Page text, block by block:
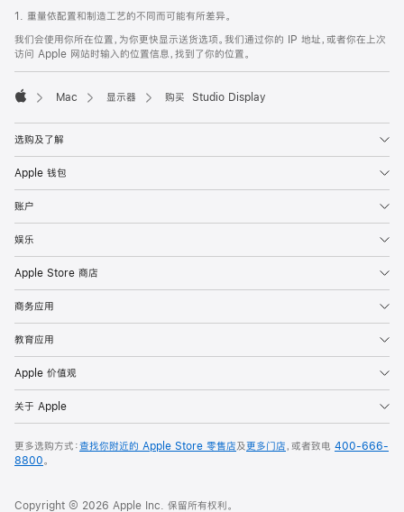
1. 重量依配置和制造工艺的不同而可能有所差异。
我们会使用你所在位置，为你更快显示送货选项。我们通过你的 IP 地址，或者你在上次
访问 Apple 网站时输入的位置信息，找到了你的位置。
Mac 显示器 购买 Studio Display
选购及了解
Apple 钱包
账户
娱乐
Apple Store 商店
商务应用
教育应用
Apple 价值观
关于 Apple
更多选购方式：查找你附近的 Apple Store 零售店及更多门店，或者致电 400-666-
8800。
Copyright © 2026 Apple Inc. 保留所有权利。